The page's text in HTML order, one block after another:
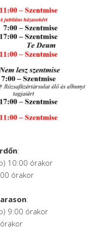
:
10:00 órakor
órakor
:
9:00 órakor